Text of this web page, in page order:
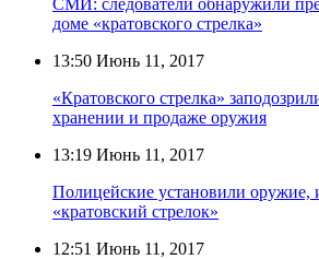
доме «кратовского стрелка»
13:50 Июнь 11, 2017
«Кратовского стрелка»
хранении и продаже оружия
13:19 Июнь 11, 2017
Полицейские установили оружие,
«кратовский стрелок»
12:51 Июнь 11, 2017